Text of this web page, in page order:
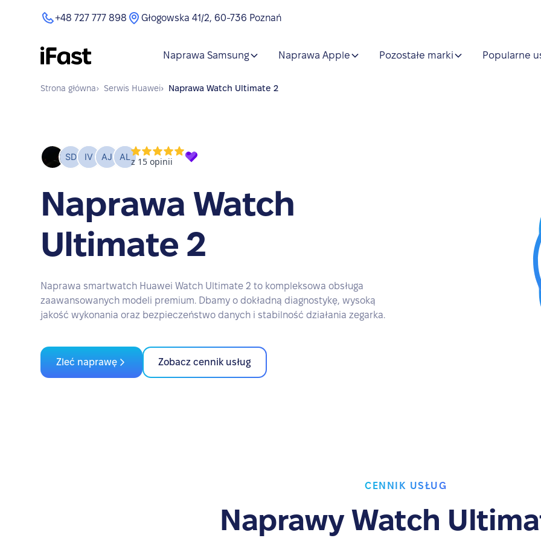
+48 727 777 898 Głogowska 41/2, 60-736 Poznań
Naprawa Samsung Naprawa Apple Pozostałe marki Popularne
Strona główna› Serwis Huawei› Naprawa Watch Ultimate 2
Naprawa Watch
Ultimate 2
Naprawa smartwatch Huawei Watch Ultimate 2 to kompleksowa obsługa
zaawansowanych modeli premium. Dbamy o dokładną diagnostykę, wysoką
jakość wykonania oraz bezpieczeństwo danych i stabilność działania zegarka.
Zleć naprawę Zobacz cennik usług
CENNIK USŁUG
Naprawy Watch